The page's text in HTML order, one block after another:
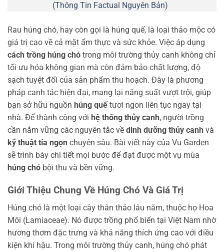
(Thông Tin Factual Nguyên Bản)
Rau húng chó, hay còn gọi là húng quế, là loại thảo mộc có
giá trị cao về cả mặt ẩm thực và sức khỏe. Việc áp dụng
cách trồng húng chó trong môi trường thủy canh không chỉ
tối ưu hóa không gian mà còn đảm bảo chất lượng, độ
sạch tuyệt đối của sản phẩm thu hoạch. Đây là phương
pháp canh tác hiện đại, mang lại năng suất vượt trội, giúp
bạn sở hữu nguồn húng quếtươi ngon liên tục ngay tại
nhà. Để thành công với hệ thống thủy canh, người trồng
cần nắm vững các nguyên tắc về dinh dưỡng thủy canh và
kỹ thuật tỉa ngọn chuyên sâu. Bài viết này của Vu Garden
sẽ trình bày chi tiết mọi bước để đạt được một vụ mùa
húng chó bội thu và bền vững.
Giới Thiệu Chung Về Húng Chó Và Giá Trị
Húng chó là một loại cây thân thảo lâu năm, thuộc họ Hoa
Môi (Lamiaceae). Nó được trồng phổ biến tại Việt Nam nhờ
hương thơm đặc trưng và khả năng thích ứng cao với điều
kiện khí hậu. Trong môi trường thủy canh, húng chó phát